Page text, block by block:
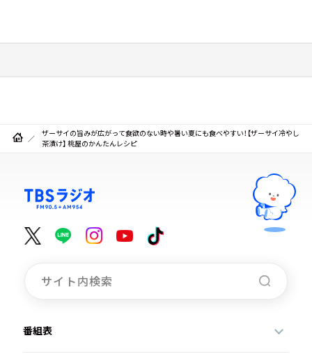
ザーサイの旨みが広がって食欲のない時や暑い夏にも食べやすい！【ザーサイ冷やし
茶漬け】 桃屋のかんたんレシピ
番組表